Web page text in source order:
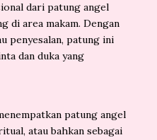
dari patung angel
di area makam. Dengan
penyesalan, patung ini
dan duka yang
patung angel
atau bahkan sebagai